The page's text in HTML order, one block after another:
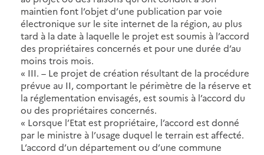
maintien font l’objet d’une publication par voie
électronique sur le site internet de la région, au plus
tard à la date à laquelle le projet est soumis à l’accord
des propriétaires concernés et pour une durée d’au
moins trois mois.
« III. – Le projet de création résultant de la procédure
prévue au II, comportant le périmètre de la réserve et
la réglementation envisagés, est soumis à l’accord du
ou des propriétaires concernés.
« Lorsque l’Etat est propriétaire, l’accord est donné
par le ministre à l’usage duquel le terrain est affecté.
L’accord d’un département ou d’une commune